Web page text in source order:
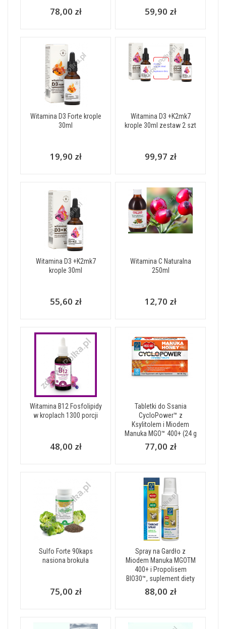
78,00 zł 59,90 zł
Witamina D3 Forte krople
30ml
19,90 zł
Witamina D3 +K2mk7
krople 30ml zestaw 2 szt
99,97 zł
Witamina D3 +K2mk7
krople 30ml
55,60 zł
Witamina C Naturalna
250ml
12,70 zł
Witamina B12 Fosfolipidy
w kroplach 1300 porcji
48,00 zł
Tabletki do Ssania
CycloPower™ z
Ksylitolem i Miodem
Manuka MGO™ 400+ (24 g
77,00 zł
Sulfo Forte 90kaps
nasiona brokuła
75,00 zł
Spray na Gardło z
Miodem Manuka MGOTM
400+ i Propolisem
BIO30™, suplement diety
88,00 zł